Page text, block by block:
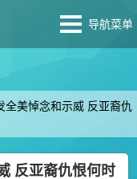
导航菜单
全美悼念和示威 反亚裔仇
反亚裔仇恨何时